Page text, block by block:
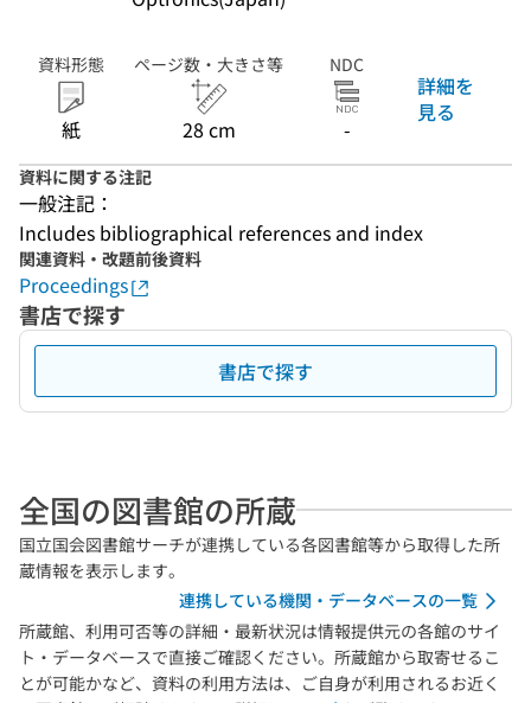
資料形態
紙
ページ数・大きさ等
28 cm
NDC
-
詳細を
見る
資料に関する注記
一般注記：
Includes bibliographical references and index
関連資料・改題前後資料
Proceedings
書店で探す
書店で探す
全国の図書館の所蔵
国立国会図書館サーチが連携している各図書館等から取得した所
蔵情報を表示します。
連携している機関・データベースの一覧
所蔵館、利用可否等の詳細・最新状況は情報提供元の各館のサイ
ト・データベースで直接ご確認ください。所蔵館から取寄せるこ
とが可能かなど、資料の利用方法は、ご自身が利用されるお近く